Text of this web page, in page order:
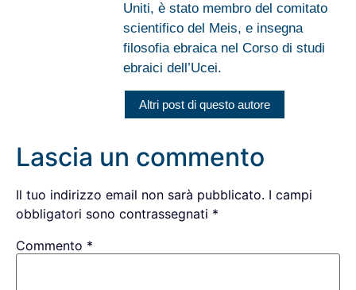
Uniti, è stato membro del comitato
scientifico del Meis, e insegna
filosofia ebraica nel Corso di studi
ebraici dell’Ucei.
Altri post di questo autore
Lascia un commento
Il tuo indirizzo email non sarà pubblicato. I campi
obbligatori sono contrassegnati *
Commento *